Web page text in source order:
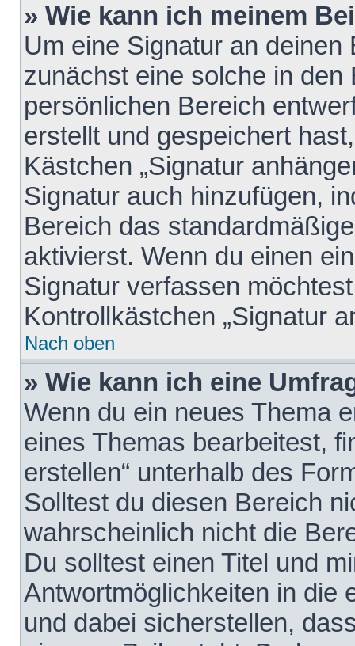
» Wie kann ich meinem
Um eine Signatur an
zunächst eine solche in den
persönlichen Bereich
erstellt und gespeichert
Kästchen „Signatur
Signatur auch hinzufügen,
Bereich das
aktivierst. Wenn du einen
Signatur verfassen
Kontrollkästchen „Signatur
Nach oben
» Wie kann ich eine
Wenn du ein neues Thema
eines Themas bearbeitest,
erstellen“ unterhalb des
Solltest du diesen Bereich
wahrscheinlich nicht die
Du solltest einen Titel und
Antwortmöglichkeiten in die
und dabei sicherstellen,